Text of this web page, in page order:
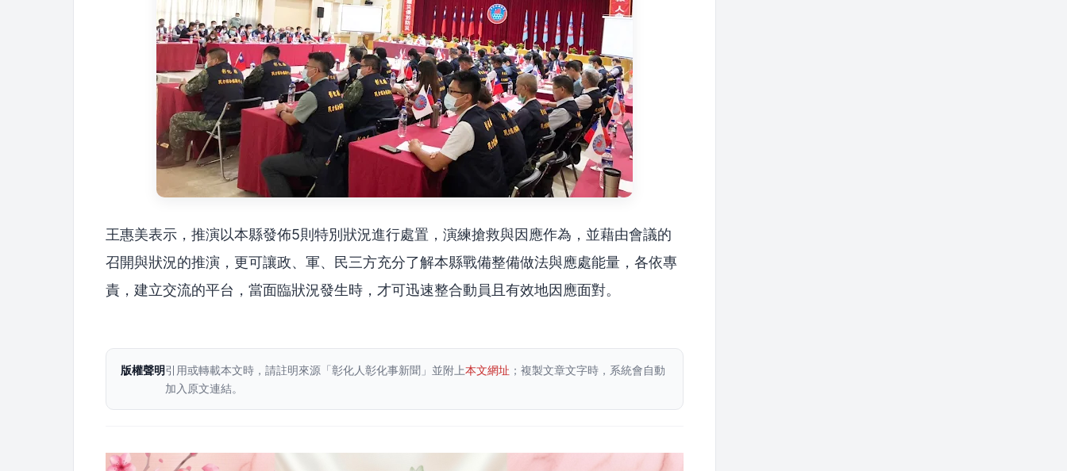
王惠美表示，推演以本縣發佈5則特別狀況進行處置，演練搶救與因應作為，並藉由會議的
召開與狀況的推演，更可讓政、軍、民三方充分了解本縣戰備整備做法與應處能量，各依專
責，建立交流的平台，當面臨狀況發生時，才可迅速整合動員且有效地因應面對。
版權聲明引用或轉載本文時，請註明來源「彰化人彰化事新聞」並附上本文網址 ；複製文章文字時，系統會自動
加入原文連結。